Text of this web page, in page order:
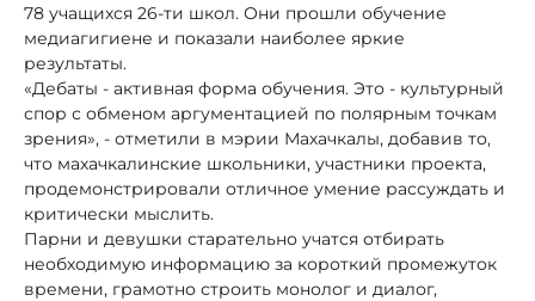
78 учащихся 26-ти школ. Они прошли обучение
медиагигиене и показали наиболее яркие
результаты.
«Дебаты - активная форма обучения. Это - культурный
спор с обменом аргументацией по полярным точкам
зрения», - отметили в мэрии Махачкалы, добавив то,
что махачкалинские школьники, участники проекта,
продемонстрировали отличное умение рассуждать и
критически мыслить.
Парни и девушки старательно учатся отбирать
необходимую информацию за короткий промежуток
времени, грамотно строить монолог и диалог,